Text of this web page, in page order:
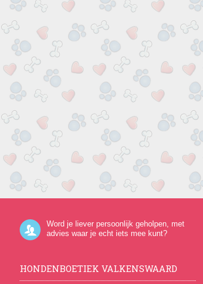
Word je liever persoonlijk geholpen, met
advies waar je echt iets mee kunt?
HONDENBOETIEK VALKENSWAARD